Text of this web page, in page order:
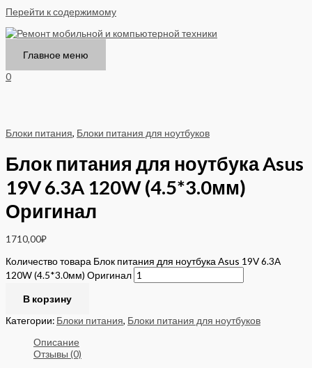
Перейти к содержимому
Главное меню
0
Блоки питания, Блоки питания для ноутбуков
Блок питания для ноутбука Asus
19V 6.3A 120W (4.5*3.0мм)
Оригинал
1710,00₽
Количество товара Блок питания для ноутбука Asus 19V 6.3A
120W (4.5*3.0мм) Оригинал
В корзину
Категории: Блоки питания, Блоки питания для ноутбуков
Описание
Отзывы (0)